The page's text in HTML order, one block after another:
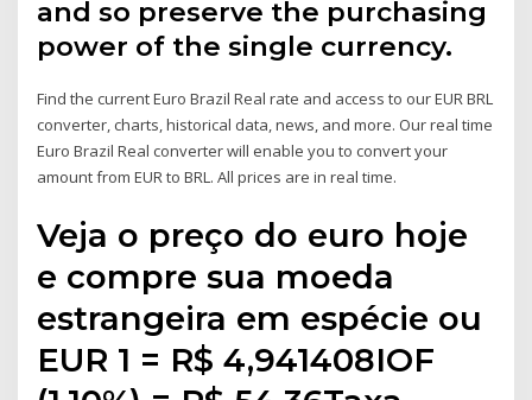
and so preserve the purchasing
power of the single currency.
Find the current Euro Brazil Real rate and access to our EUR BRL
converter, charts, historical data, news, and more. Our real time
Euro Brazil Real converter will enable you to convert your
amount from EUR to BRL. All prices are in real time.
Veja o preço do euro hoje
e compre sua moeda
estrangeira em espécie ou
EUR 1 = R$ 4,941408IOF